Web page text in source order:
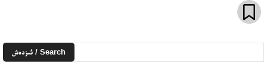
Search / ئىزدەش